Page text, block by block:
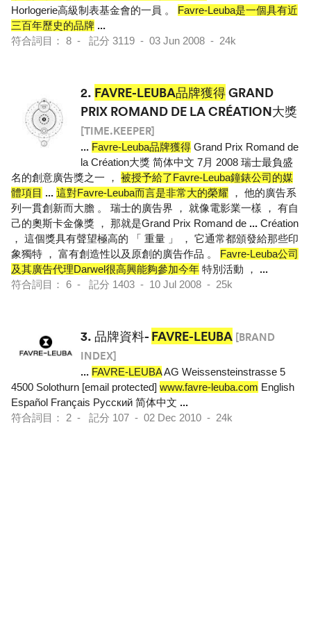
Horlogerie高級制表基金會的一員 。 Favre-Leuba是一個具有近
三百年歷史的品牌 ...
符合詞目： 8 - 記分 3119 - 03 Jun 2008 - 24k
2. FAVRE-LEUBA品牌獲得GRAND
PRIX ROMAND DE LA CRÉATION大獎
[TIME.KEEPER]
... Favre-Leuba品牌獲得 Grand Prix Romand de
la Création大獎 简体中文 7月 2008 瑞士最負盛
名的創意廣告獎之一 ， 被授予給了Favre-Leuba鐘錶公司的媒
體項目 ... 這對Favre-Leuba而言是非常大的榮耀 ， 他的廣告系
列一貫創新而大膽 。 瑞士的廣告界 ， 就像電影業一樣 ， 有自
己的奧斯卡金像獎 ， 那就是Grand Prix Romand de ... Création
， 這個獎具有聲望極高的 「 重量 」 ， 它通常都頒發給那些印
象獨特 ， 富有創造性以及原創的廣告作品 。 Favre-Leuba公司
及其廣告代理Darwel很高興能夠參加今年 特別活動 ， ...
符合詞目： 6 - 記分 1403 - 10 Jul 2008 - 25k
3. 品牌資料- FAVRE-LEUBA [BRAND
INDEX]
... FAVRE-LEUBAAG Weissensteinstrasse 5
4500 Solothurn [email protected] www.favre-leuba.com English
Español Français Pусский 简体中文 ...
符合詞目： 2 - 記分 107 - 02 Dec 2010 - 24k